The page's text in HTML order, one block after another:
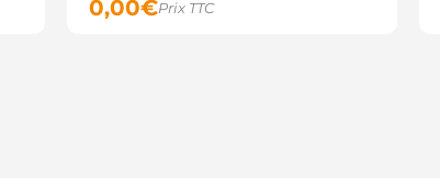
0,00€Prix TTC